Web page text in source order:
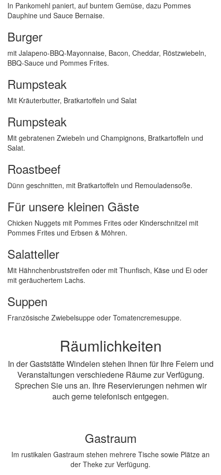
In Pankomehl paniert, auf buntem Gemüse, dazu Pommes
Dauphine und Sauce Bernaise.
Burger
mit Jalapeno-BBQ-Mayonnaise, Bacon, Cheddar, Röstzwiebeln,
BBQ-Sauce und Pommes Frites.
Rumpsteak
Mit Kräuterbutter, Bratkartoffeln und Salat
Rumpsteak
Mit gebratenen Zwiebeln und Champignons, Bratkartoffeln und
Salat.
Roastbeef
Dünn geschnitten, mit Bratkartoffeln und Remouladensoße.
Für unsere kleinen Gäste
Chicken Nuggets mit Pommes Frites oder Kinderschnitzel mit
Pommes Frites und Erbsen & Möhren.
Salatteller
Mit Hähnchenbruststreifen oder mit Thunfisch, Käse und Ei oder
mit geräuchertem Lachs.
Suppen
Französische Zwiebelsuppe oder Tomatencremesuppe.
Räumlichkeiten
In der Gaststätte Windelen stehen Ihnen für Ihre Feiern und
Veranstaltungen verschiedene Räume zur Verfügung.
Sprechen Sie uns an. Ihre Reservierungen nehmen wir
auch gerne telefonisch entgegen.
Gastraum
Im rustikalen Gastraum stehen mehrere Tische sowie Plätze an
der Theke zur Verfügung.